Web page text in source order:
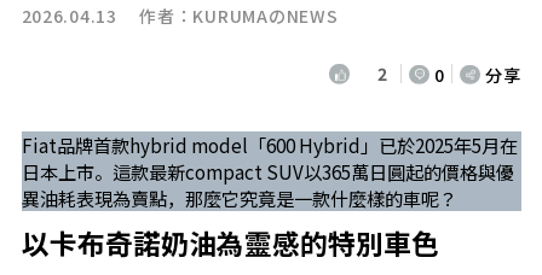
2026.04.13 作者： KURUMAのNEWS
2 0 分享
Fiat品牌首款hybrid model「600 Hybrid」已於2025年5月在
日本上市。這款最新compact SUV以365萬日圓起的價格與優
異油耗表現為賣點，那麼它究竟是一款什麼樣的車呢？
以卡布奇諾奶油為靈感的特別車色